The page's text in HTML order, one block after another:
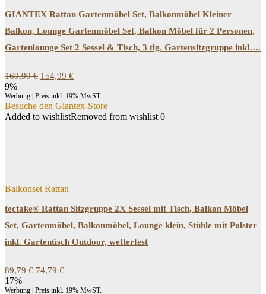
GIANTEX Rattan Gartenmöbel Set, Balkonmöbel Kleiner
Balkon, Lounge Gartenmöbel Set, Balkon Möbel für 2 Personen,
Gartenlounge Set 2 Sessel & Tisch, 3 tlg. Gartensitzgruppe inkl….
169,99€ Ursprünglicher
war:
169,99 €
154,99 €
ist:
154,99 €.
9%
Werbung | Preis inkl. 19% MwST.
Besuche den Giantex-Store
Added to wishlistRemoved from wishlist 0
Balkonset Rattan
tectake® Rattan Sitzgruppe 2X Sessel mit Tisch, Balkon Möbel
Set, Gartenmöbel, Balkonmöbel, Lounge klein, Stühle mit Polster
inkl. Gartentisch Outdoor, wetterfest
89,79€ Ursprünglicher
war:
74,79 €
ist:
17%
Werbung | Preis inkl. 19% MwST.